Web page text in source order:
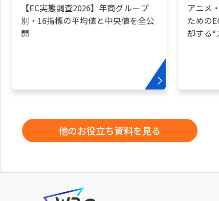
【EC実態調査2026】年商グループ
別・16指標の平均値と中央値を全公
開
アニメ
ための
却する
他のお役立ち資料を見る